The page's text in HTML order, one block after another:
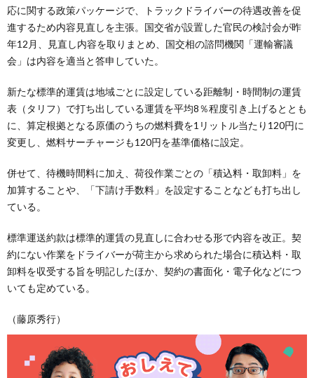
応に関する政策パッケージで、トラックドライバーの待遇改善を促
進するため内容見直しを主張。国交省が設置した官民の検討会が昨
年12月、見直し内容を取りまとめ、国交相の諮問機関「運輸審議
会」は内容を適当と答申していた。
新たな標準的運賃は地域ごとに設定している距離制・時間制の運賃
表（タリフ）で打ち出している運賃を平均8％程度引き上げるととも
に、算定根拠となる原価のうちの燃料費を1リットル当たり120円に
変更し、燃料サーチャージも120円を基準価格に設定。
併せて、待機時間料に加え、荷役作業ごとの「積込料・取卸料」を
加算することや、「下請け手数料」を設定することなども打ち出し
ている。
標準運送約款は標準的運賃の見直しに合わせる形で内容を改正。契
約にない作業をドライバーが荷主から求められた場合に積込料・取
卸料を収受する旨を明記したほか、契約の書面化・電子化などにつ
いても定めている。
（藤原秀行）